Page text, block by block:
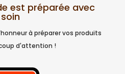
est préparée avec
soin
à préparer vos produits
d'attention !